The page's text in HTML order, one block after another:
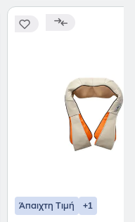
Άπαιχτη Τιμή +1